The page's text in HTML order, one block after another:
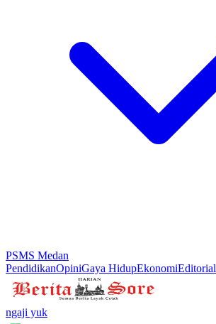
PSMS Medan
PendidikanOpiniGaya HidupEkonomiEditorial
ngaji yuk